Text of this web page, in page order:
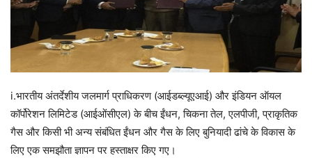
i.भारतीय अंतर्देशीय जलमार्ग प्राधिकरण (आईडब्ल्यूएआई) और इंडियन ऑयल
कॉर्पोरेशन लिमिटेड (आईओंसीएल) के बीच ईंधन, चिकना तेल, एलपीजी, प्राकृतिक
गैस और किसी भी अन्य संबंधित ईंधन और गैस के लिए बुनियादी ढांचे के विकास के
लिए एक समझौता ज्ञापन पर हस्ताक्षर किए गए।